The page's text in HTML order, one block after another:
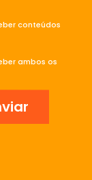
conteúdos
ambos os